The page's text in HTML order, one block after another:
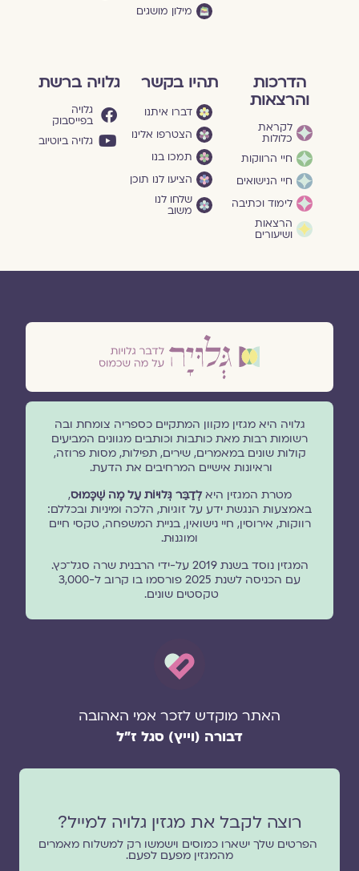
מילון מושגים
הדרכות
והרצאות
לקראת
כלולות
חיי הרווקות
חיי הנישואים
לימוד וכתיבה
הרצאות
ושיעורים
תהיו בקשר
דברו איתנו
הצטרפו אלינו
תמכו בנו
הציעו לנו תוכן
שלחו לנו
משוב
גלויה ברשת
גלויה
בפייסבוק
גלויה ביוטיוב
גלויה היא מגזין מקוון המתקיים כספריה צומחת ובה
רשומות רבות מאת כותבות וכותבים מגוונים המביעים
קולות שונים במאמרים, שירים, תפילות, מסות פרוזה,
וראיונות אישיים המרחיבים את הדעת.
מטרת המגזין היאלְדַבֵּר גְּלוּיוֹת עַל מָה שֶׁכָּמוּס,
באמצעות הנגשת ידע על זוגיות, הלכה ומיניות ובכללם:
רווקות, אירוסין, חיי נישואין, בניית המשפחה, טקסי חיים
ומוגנוּת.
המגזין נוסד בשנת 2019 על-ידי הרבנית שרה סגל־כץ.
עם הכניסה לשנת 2025 פורסמו בו קרוב ל-3,000
טקסטים שונים.
האתר מוקדש לזכר אמי האהובה
דבורה (וייץ) סגל ז"ל
רוצה לקבל את מגזין גלויה למייל?
הפרטים שלך ישארו כמוסים וישמשו רק למשלוח מאמרים
מהמגזין מפעם לפעם.